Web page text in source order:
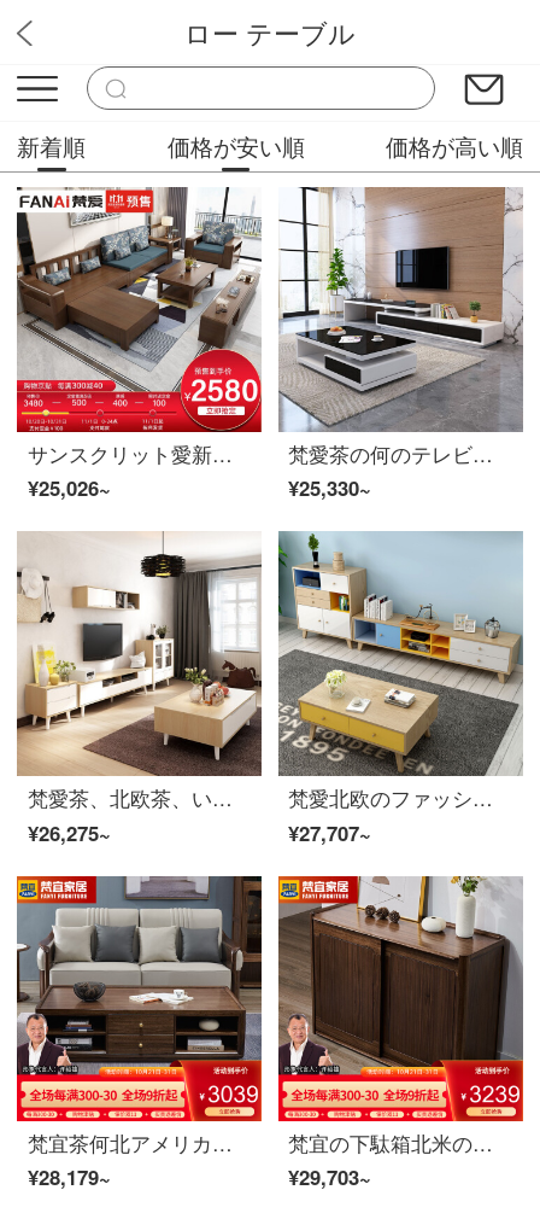
バソラブ
ロー テーブル
新着順 価格が安い順 価格が高い順
サンスクリット愛新中国式胡桃の木のソファーの木のソファーの組み合わせ物のソファーの綿麻の布の芸は座って客間の家具を包んで物の版の4人の位を貯蓄します+足を踏みます
¥25,026~
梵愛茶の何のテレビの箱のスーツの鋼化のガラスの白色の漆の近代的な組合せの客間の家具の白黒の色（鋼化のガラス）の茶の何+テレビの箱
¥25,330~
梵愛茶、北欧茶、いくつかのテレビボックスの組み合わせは、大容量のコレクションを現代簡単にセットされたリビングルームの家具喫茶店+テレビキャビネット+斗キャビネット
¥26,275~
梵愛北欧のファッション的なお茶のいくつかのテレビボックスの組み合わせは、現代の簡単なリビングルームの小さな部屋型の固体足のテレビキャビネットのリビングルームの壁のキャビネットのテーブルのテーブルのセット+テレビのキャビネット+サイドキャビネット+壁のキャビネットのセット
¥27,707~
梵宜茶何北アメリカ黒胡桃の木の実の木の茶の何の小さい家型のアメリカン茶何は簡単に茶の引き出しを持ってお茶のテーブルを浸します。
¥28,179~
梵宜の下駄箱北米の黒胡桃の木の実木の下駄箱の2つのドアは引き出しを持って引き戸の下駄箱を押して扉の中に入る下駄箱の中に物を保管して箱アメリカ式客間の逸品の家具の下駄箱の8 M 01〓〓〓〓〓〓〓の下駄箱の北米の黒胡桃の木
¥29,703~